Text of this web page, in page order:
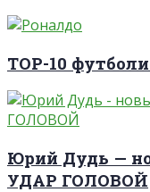
TOP-10
Юрий Дудь —
УДАР ГОЛОВОЙ